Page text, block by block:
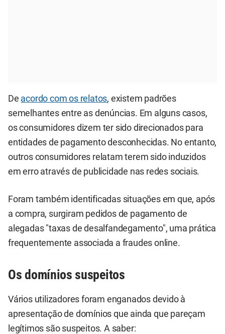
De acordo com os relatos, existem padrões
semelhantes entre as denúncias. Em alguns casos,
os consumidores dizem ter sido direcionados para
entidades de pagamento desconhecidas. No entanto,
outros consumidores relatam terem sido induzidos
em erro através de publicidade nas redes sociais.
Foram também identificadas situações em que, após
a compra, surgiram pedidos de pagamento de
alegadas "taxas de desalfandegamento", uma prática
frequentemente associada a fraudes online.
Os domínios suspeitos
Vários utilizadores foram enganados devido à
apresentação de domínios que ainda que pareçam
legítimos são suspeitos. A saber: